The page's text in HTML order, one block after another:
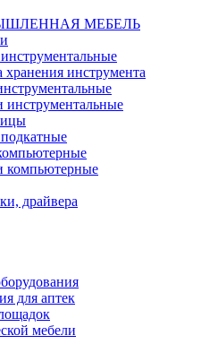
МЕБЕЛЬ
хранения инструмента
инструментальные
компьютерные
драйвера
для аптек
мебели